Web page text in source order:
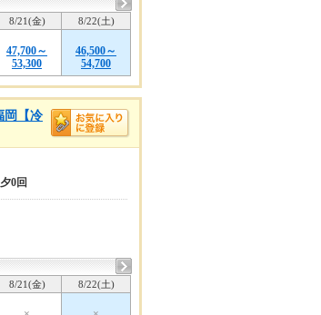
8/21(金) 8/22(土)
47,700～
53,300
46,500～
54,700
【冷
0回
8/21(金) 8/22(土)